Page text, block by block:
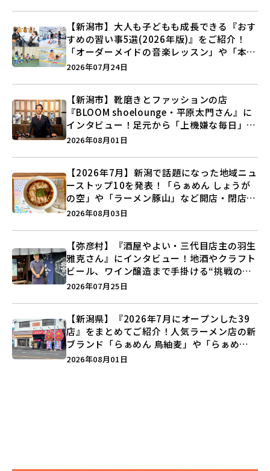
【新潟市】大人も子どもも成長できる『おす
すめの習い事5選(2026年版)』をご紹介！
「オーダーメイドの音楽レッスン」や「本格
キックボクシング」で新しい自分を見つけよ
2026年07月24日
【新潟市】靴磨きとファッションの店
『BLOOM shoelounge・平原太門さん』に
インタビュー！足元から「上機嫌な毎日」を
つくる装いの提案とは？
2026年08月01日
【2026年7月】新潟で話題になった地域ニュ
ーストップ10を発表！「らぁめん しょうが
の空」や「ラーメン豚山」など開店・閉店の
注目記事をランキングでご紹介♪
2026年08月03日
【弥彦村】『酒屋やよい・三代目店主の羽生
雅克さん』にインタビュー！地酒やクラフト
ビール、ワイン醸造まで手掛ける“挑戦の歴
史”に迫る♪
2026年07月25日
【新潟県】『2026年7月にオープンした39
店』をまとめてご紹介！人気ラーメン店の新
ブランド「らぁめん 鳥紬麦」や「らぁめん
しょうがの空」など盛りだくさん♪
2026年08月01日